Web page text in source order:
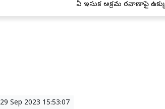
ఏపీ ఇసుక అక్రమ రవాణాపై ఉక్కుపాదం..
29 Sep 2023 15:53:07